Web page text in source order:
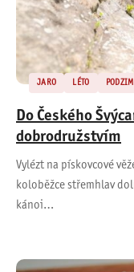
JARO LÉTO PODZIM
Do Českého
dobrodružstvím
Vylézt na pískovcové
koloběžce střemhlav
kánoi…